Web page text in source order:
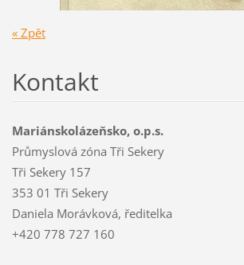
« Zpět
Kontakt
Mariánskolázeňsko, o.p.s.
Průmyslová zóna Tři Sekery
Tři Sekery 157
353 01 Tři Sekery
Daniela Morávková, ředitelka
+420 778 727 160